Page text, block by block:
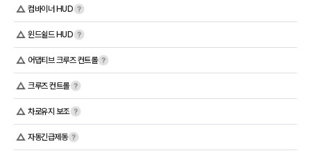
컴바이너 HUD
윈드쉴드 HUD
어댑티브 크루즈 컨트롤
크루즈 컨트롤
차로유지 보조
자동긴급제동